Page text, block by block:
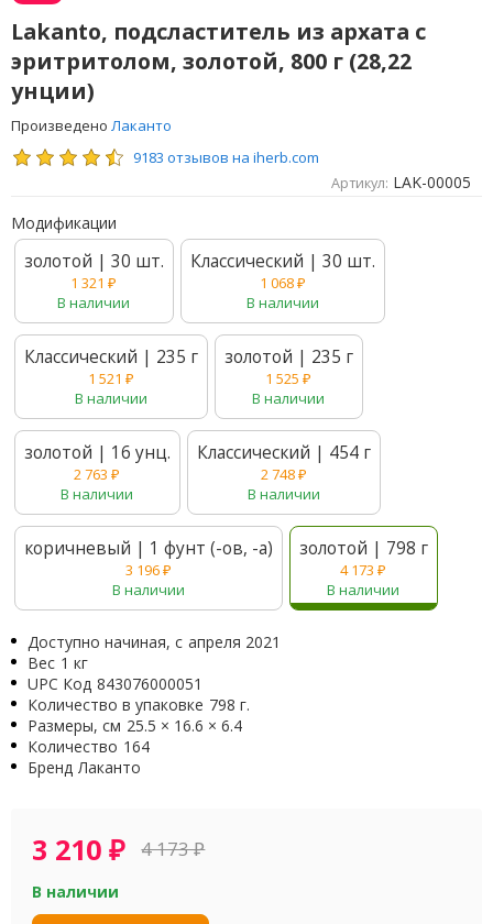
Lakanto, подсластитель из архата с
эритритолом, золотой, 800 г (28,22
унции)
Произведено Лаканто
9183 отзывов на iherb.com
Артикул: LAK-00005
Модификации
золотой | 30 шт.
1 321₽
В наличии
Классический | 30 шт.
1 068₽
В наличии
Классический | 235 г
1 521 ₽
В наличии
золотой | 235 г
1 525₽
В наличии
золотой | 16 унц.
2 763₽
В наличии
Классический | 454 г
2 748₽
В наличии
коричневый | 1 фунт (-ов, -а)
3 196₽
В наличии
золотой | 798 г
4 173₽
В наличии
Доступно начиная, с апреля 2021
Вес 1 кг
UPC Код 843076000051
Количество в упаковке 798 г.
Размеры, см 25.5 × 16.6 × 6.4
Количество 164
Бренд Лаканто
3 210₽ 4 173₽
В наличии